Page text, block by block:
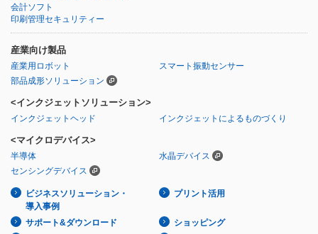
会計ソフト
印刷管理セキュリティー
産業向け製品
産業用ロボット
スマート振動センサー
部品成形ソリューション
<インクジェットソリューション>
インクジェットヘッド インクジェットによるものづくり
<マイクロデバイス>
半導体
水晶デバイス
センシングデバイス
ビジネスソリューション・
導入事例
プリント活用
サポート&ダウンロード
ショッピング